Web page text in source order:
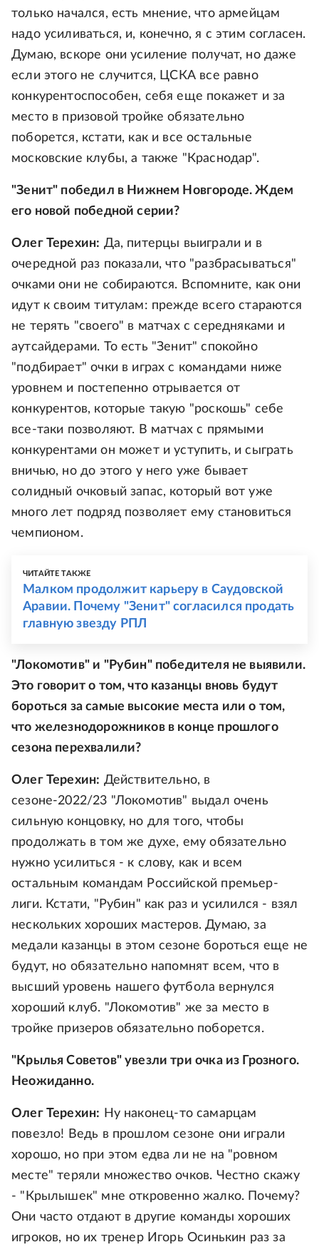
только начался, есть мнение, что армейцам
надо усиливаться, и, конечно, я с этим согласен.
Думаю, вскоре они усиление получат, но даже
если этого не случится, ЦСКА все равно
конкурентоспособен, себя еще покажет и за
место в призовой тройке обязательно
поборется, кстати, как и все остальные
московские клубы, а также "Краснодар".
"Зенит" победил в Нижнем Новгороде. Ждем
его новой победной серии?
Олег Терехин: Да, питерцы выиграли и в
очередной раз показали, что "разбрасываться"
очками они не собираются. Вспомните, как они
идут к своим титулам: прежде всего стараются
не терять "своего" в матчах с середняками и
аутсайдерами. То есть "Зенит" спокойно
"подбирает" очки в играх с командами ниже
уровнем и постепенно отрывается от
конкурентов, которые такую "роскошь" себе
все-таки позволяют. В матчах с прямыми
конкурентами он может и уступить, и сыграть
вничью, но до этого у него уже бывает
солидный очковый запас, который вот уже
много лет подряд позволяет ему становиться
чемпионом.
ЧИТАЙТЕ ТАКЖЕ
Малком продолжит карьеру в Саудовской
Аравии. Почему "Зенит" согласился продать
главную звезду РПЛ
"Локомотив" и "Рубин" победителя не выявили.
Это говорит о том, что казанцы вновь будут
бороться за самые высокие места или о том,
что железнодорожников в конце прошлого
сезона перехвалили?
Олег Терехин: Действительно, в
сезоне-2022/23 "Локомотив" выдал очень
сильную концовку, но для того, чтобы
продолжать в том же духе, ему обязательно
нужно усилиться - к слову, как и всем
остальным командам Российской премьер-
лиги. Кстати, "Рубин" как раз и усилился - взял
нескольких хороших мастеров. Думаю, за
медали казанцы в этом сезоне бороться еще не
будут, но обязательно напомнят всем, что в
высший уровень нашего футбола вернулся
хороший клуб. "Локомотив" же за место в
тройке призеров обязательно поборется.
"Крылья Советов" увезли три очка из Грозного.
Неожиданно.
Олег Терехин: Ну наконец-то самарцам
повезло! Ведь в прошлом сезоне они играли
хорошо, но при этом едва ли не на "ровном
месте" теряли множество очков. Честно скажу
- "Крылышек" мне откровенно жалко. Почему?
Они часто отдают в другие команды хороших
игроков, но их тренер Игорь Осинькин раз за